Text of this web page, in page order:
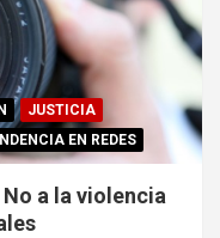
JUSTICIA
EN REDES
a la violencia